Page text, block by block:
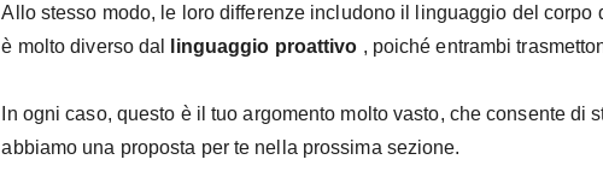
Allo stesso modo, le loro differenze includono il linguaggio del corpo
è molto diverso dal
linguaggio proattivo , poiché entrambi
In ogni caso, questo è il tuo argomento molto vasto, che consente di
abbiamo una proposta per te nella prossima sezione.